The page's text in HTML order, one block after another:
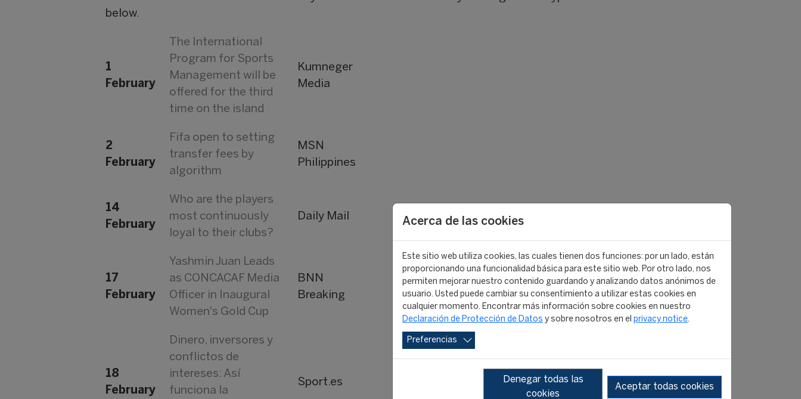
below.
1
February
The International
Program for Sports
Management will be
offered for the third
time on the island
Kumneger
Media
2
February
Fifa open to setting
transfer fees by
algorithm
MSN
Philippines
14
February
Who are the players
most continuously
loyal to their clubs?
Daily Mail
17
February
Yashmin Juan Leads
as CONCACAF Media
Officer in Inaugural
Women's Gold Cup
BNN
Breaking
18
February
Dinero, inversores y
conflictos de
intereses: Así
funciona la
Sport.es
Acerca de las cookies
Este sitio web utiliza cookies, las cuales tienen dos funciones: por un lado, están
proporcionando una funcionalidad básica para este sitio web. Por otro lado, nos
permiten mejorar nuestro contenido guardando y analizando datos anónimos de
usuario. Usted puede cambiar su consentimiento a utilizar estas cookies en
cualquier momento. Encontrar más información sobre cookies en nuestro
Declaración de Protección de Datos y sobre nosotros en el privacy notice.
Preferencias
Denegar todas las
cookies
Aceptar todas cookies